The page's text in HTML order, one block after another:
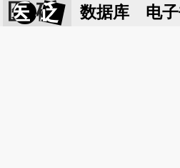
医 砭 数据库 电